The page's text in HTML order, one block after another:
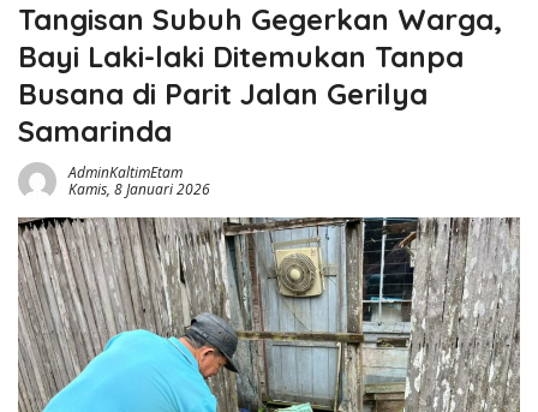
Tangisan Subuh Gegerkan Warga,
Bayi Laki-laki Ditemukan Tanpa
Busana di Parit Jalan Gerilya
Samarinda
AdminKaltimEtam
Kamis, 8 Januari 2026